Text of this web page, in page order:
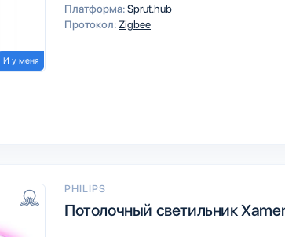
И у меня
Платформа:Sprut.hub
Протокол: Zigbee
PHILIPS
Потолочный светильник